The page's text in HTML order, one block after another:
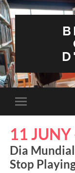
Toggle
mobile
11 JUNY
Dia
Stop